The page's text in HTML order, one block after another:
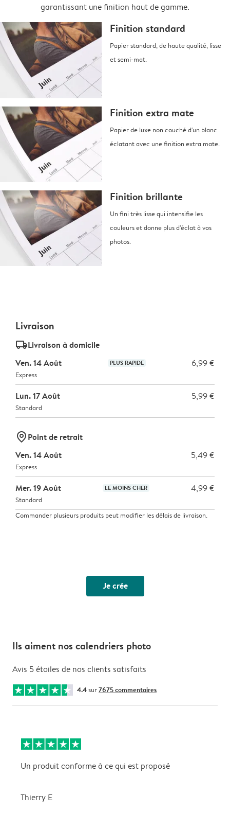
garantissant une finition haut de gamme.
Finition standard
Papier standard, de haute qualité, lisse
et semi-mat.
Finition extra mate
Papier de luxe non couché d'un blanc
éclatant avec une finition extra mate.
Finition brillante
Un fini très lisse qui intensifie les
couleurs et donne plus d'éclat à vos
photos.
Livraison
delivery_standard_v2Livraison à domicile
Ven. 14 Août
PLUS RAPIDE 6,99 €
Express
Lun. 17 Août 5,99 €
Standard
marker-pinPoint de retrait
Ven. 14 Août
5,49 €
Express
Mer. 19 Août LE MOINS CHER 4,99 €
Standard
Commander plusieurs produits peut modifier les délais de livraison.
Je crée
Ils aiment nos calendriers photo
Avis 5 étoiles de nos clients satisfaits
4.4sur7675 commentaires
Un produit conforme à ce qui est proposé
Thierry E